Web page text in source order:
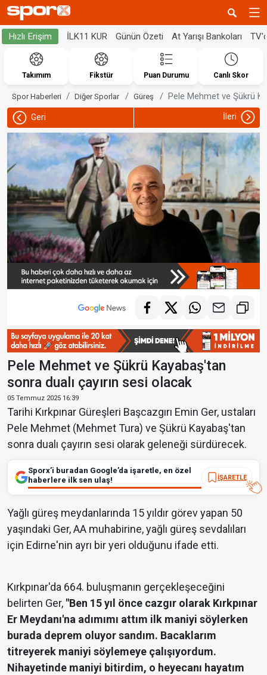
Hızlı Erişim İLK11 KUR Günün Özeti At Yarışı Bankoları
Takımım Fikstür Puan Durumu Canlı Skor
Spor Haberleri Diğer Sporlar Güreş Pele Mehmet ve Şükrü
Geri İleri
Pele Mehmet ve Şükrü Kayabaş'tan
sonra dualı çayırın sesi olacak
05 Temmuz 2025 16:39
Tarihi Kırkpınar Güreşleri Başcazgırı Emin Ger, ustaları
Pele Mehmet (Mehmet Tura) ve Şükrü Kayabaş'tan
sonra dualı çayırın sesi olarak geleneği sürdürecek.
Sporx’i buradan Google’da işaretle, en özel
haberlere ilk sen ulaş!
İŞARETLE
Yağlı güreş meydanlarında 15 yıldır görev yapan 50
yaşındaki Ger, AA muhabirine, yağlı güreş sevdalıları
için Edirne'nin ayrı bir yeri olduğunu ifade etti.
Kırkpınar'da 664. buluşmanın gerçekleşeceğini
belirten Ger, "Ben 15 yıl önce cazgır olarak Kırkpınar
Er Meydanı'na adımımı attım ilk maniyi söylerken
burada deprem oluyor sandım. Bacaklarım
titreyerek maniyi söylemeye çalışıyordum.
Nihayetinde maniyi bitirdim, o heyecanı hayatım